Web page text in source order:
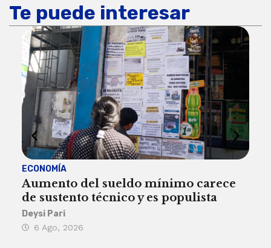
Te puede interesar
ECONOMÍA
Aumento del sueldo mínimo carece
de sustento técnico y es populista
Deysi Pari
6 Ago, 2026